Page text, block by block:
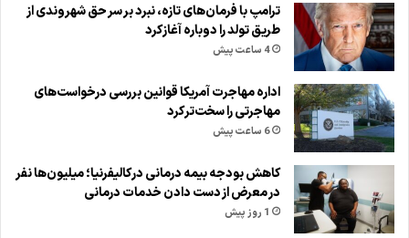
ترامپ با فرمان‌های تازه، نبرد بر سر حق شهروندی از
طریق تولد را دوباره آغاز کرد
4 ساعت پیش
اداره مهاجرت آمریکا قوانین بررسی درخواست‌های
مهاجرتی را سخت‌تر کرد
6 ساعت پیش
کاهش بودجه بیمه درمانی در کالیفرنیا؛ میلیون‌ها نفر
در معرض از دست دادن خدمات درمانی
1 روز پیش